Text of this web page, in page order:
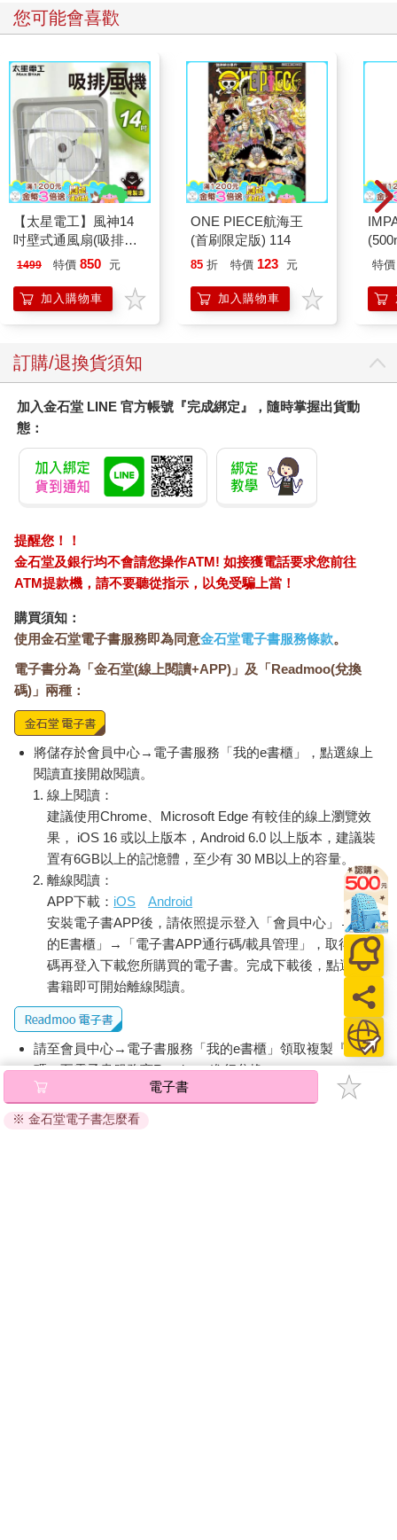
您可能會喜歡
【太星電工】風神14
吋壁式通風扇(吸排風
機)
1499 特價 850 元
加入購物車
ONE PIECE航海王
(首刷限定版) 114
85 折 特價 123 元
加入購物車
特價
訂購/退換貨須知
加入金石堂 LINE 官方帳號『完成綁定』，隨時掌握出貨動
態：
提醒您！！
金石堂及銀行均不會請您操作ATM! 如接獲電話要求您前往
ATM提款機，請不要聽從指示，以免受騙上當！
購買須知：
使用金石堂電子書服務即為同意金石堂電子書服務條款。
電子書分為「金石堂(線上閱讀+APP)」及「Readmoo(兌換
碼)」兩種：
將儲存於會員中心→電子書服務「我的e書櫃」，點選線上
閱讀直接開啟閱讀。
線上閱讀：
建議使用Chrome、Microsoft Edge 有較佳的線上瀏覽效
果， iOS 16 或以上版本，Android 6.0 以上版本，建議裝
置有6GB以上的記憶體，至少有 30 MB以上的容量。
離線閱讀：
APP下載： iOS
Android
安裝電子書APP後，請依照提示登入「會員中心」→「我
的E書櫃」→「電子書APP通行碼/載具管理」，取得通行
碼再登入下載您所購買的電子書。完成下載後，點選任一
書籍即可開始離線閱讀。
請至會員中心→電子書服務「我的e書櫃」領取複製『兌換
碼』至電子書服務商Readmoo進行兌換。
退換貨須知：
因版權保護，您在金石堂所購買的電子書僅能以金石堂專屬
電子書
※ 金石堂電子書怎麼看